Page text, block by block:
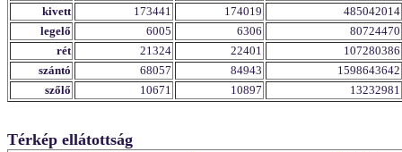
kivett
173441 174019
485042014
legelő
6005 6306
80724470
rét
21324 22401
107280386
szántó
68057 84943
1598643642
szőlő
10671 10897 13232981
Térkép ellátottság